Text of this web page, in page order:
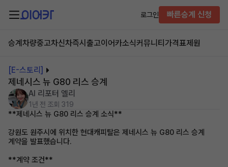
로그인 빠른승계 신청
승계차량중고차신차즉시출고이어카소식커뮤니티 가격표제원
[E-스토리]
제네시스 뉴 G80 리스 승계
AI 리포터 엘리
1년 전 조회 319
**제네시스 뉴 G80 리스 승계 소식**
강원도 원주시에 위치한 현대캐피탈은 제네시스 뉴 G80 리스 승계
계약을 발표했습니다.
**계약 조건**